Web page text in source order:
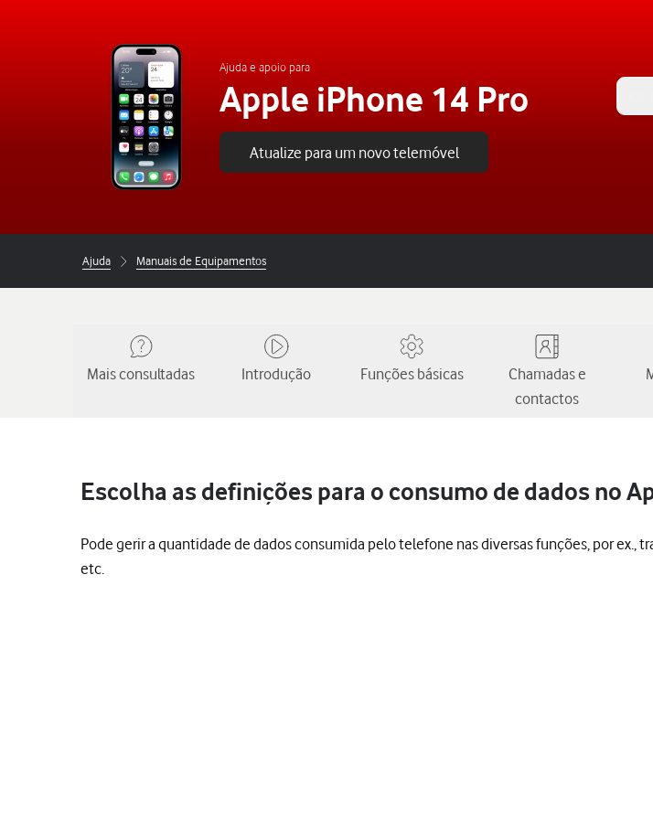
Ajuda e apoio para
Apple iPhone 14 Pro
Atualize para um novo telemóvel
Ajuda Manuais de Equipamentos
Mais consultadas Introdução Funções básicas
Chamadas e
contactos
Escolha as definições para o consumo de dados no
Pode gerir a quantidade de dados consumida pelo telefone nas diversas funções, por
etc.